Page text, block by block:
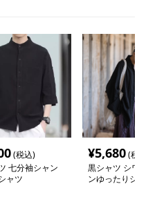
(税込)
七分袖シャン
ャツ
¥5,680(税
黒シャツ シワ
ンゆったりシ